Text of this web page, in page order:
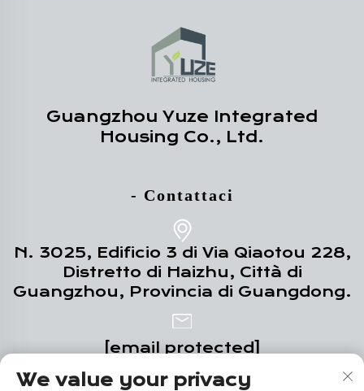
Guangzhou Yuze Integrated
Housing Co., Ltd.
- Contattaci
N. 3025, Edificio 3 di Via Qiaotou 228,
Distretto di Haizhu, Città di
Guangzhou, Provincia di Guangdong.
[email protected]
We value your privacy